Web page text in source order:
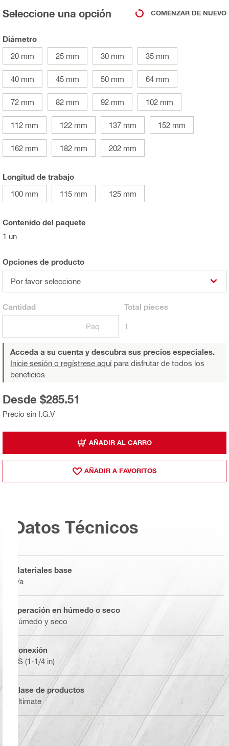
Seleccione una opción COMENZAR DE NUEVO
Diámetro
20 mm
25 mm 30 mm 35 mm
40 mm 45 mm 50 mm 64 mm
72 mm 82 mm 92 mm 102 mm
112 mm 122 mm 137 mm 152 mm
162 mm 182 mm 202 mm
Longitud de trabajo
100 mm
115 mm 125 mm
Contenido del paquete
1 un
Opciones de producto
Por favor seleccione
Cantidad Total pieces
1
Acceda a su cuenta y descubra sus precios especiales.
Inicie sesión o regístrese aquípara disfrutar de todos los
beneficios.
Precio sin I.G.V
Desde $285.51
AÑADIR AL CARRO
AÑADIR A FAVORITOS
Datos Técnicos
Materiales base
n/a
operación en húmedo o seco
Húmedo y seco
Conexión
BS (1-1/4 in)
Clase de productos
Ultimate